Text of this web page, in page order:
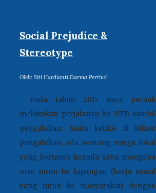
Social Prejudice &
Stereotype
Oleh:Siti Hardianti Darma Pertiwi
Pada tahun 2017 saya pernah
melakukan perjalanan ke NTB sambil
pengabdian. Suatu ketika di lokasi
pengabdian, ada seorang warga lokal
yang bertanya kepada saya, mengapa
mau turun ke lapangan (kerja sosial
yang turun ke masyarakat) dengan